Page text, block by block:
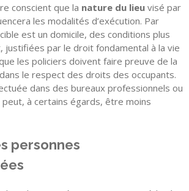
conscient que la nature du lieu visé par
les modalités d’exécution. Par
est un domicile, des conditions plus
justifiées par le droit fondamental à la vie
les policiers doivent faire preuve de la
le respect des droits des occupants.
dans des bureaux professionnels ou
à certains égards, être moins
personnes